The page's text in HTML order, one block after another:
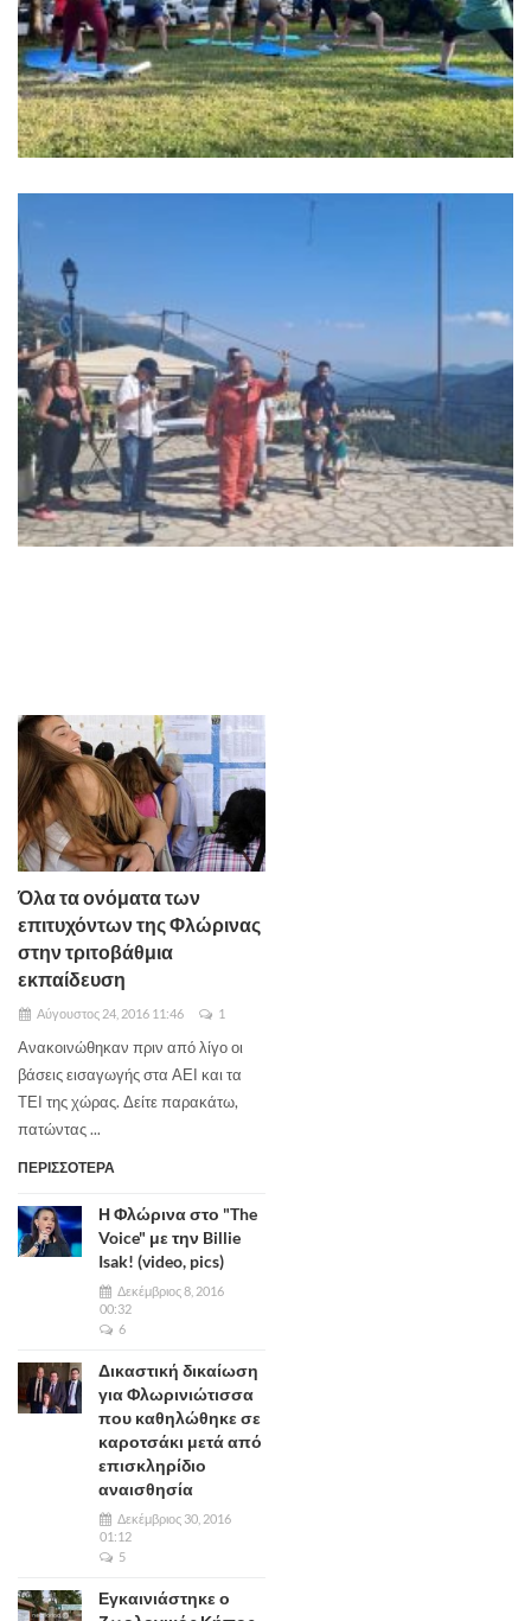
Όλα τα ονόματα των
επιτυχόντων της Φλώρινας
στην τριτοβάθμια
εκπαίδευση
Αύγουστος 24, 2016 11:46 1
Ανακοινώθηκαν πριν από λίγο οι
βάσεις εισαγωγής στα ΑΕΙ και τα
ΤΕΙ της χώρας. Δείτε παρακάτω,
πατώντας ...
ΠΕΡΙΣΣΟΤΕΡΑ
Η Φλώρινα στο "The
Voice" με την Billie
Isak! (video, pics)
Δεκέμβριος 8, 2016
00:32
6
Δικαστική δικαίωση
για Φλωρινιώτισσα
που καθηλώθηκε σε
καροτσάκι μετά από
επισκληρίδιο
αναισθησία
Δεκέμβριος 30, 2016
01:12
5
Εγκαινιάστηκε ο